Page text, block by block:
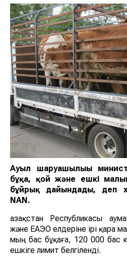
Ауыл шаруашылығы
бұқа, қой және ешкі
бұйрық дайындады, деп
NAN.
Қазақстан Республикасы
және ЕАЭО елдеріне ірі қара
мың бас бұқаға, 120 000 бас
ешкіге лимит белгіленді.